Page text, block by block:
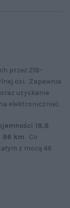
przez 218-
osi. Zapewnia
oraz uzyskanie
elektronicznie).
18,8
86 km. Co
z mocą 46